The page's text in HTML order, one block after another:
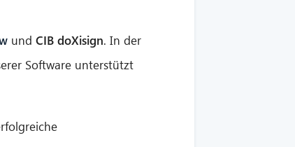
und CIB doXisign. In der
Software unterstützt